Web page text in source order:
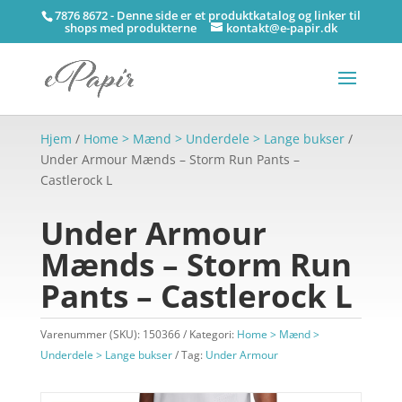
7876 8672 - Denne side er et produktkatalog og linker til
shops med produkterne kontakt@e-papir.dk
Hjem / Home > Mænd > Underdele > Lange bukser/
Under Armour Mænds – Storm Run Pants –
Castlerock L
Under Armour
Mænds – Storm Run
Pants – Castlerock L
Varenummer (SKU): 150366 Kategori: Home > Mænd >
Underdele > Lange bukser
Tag: Under Armour